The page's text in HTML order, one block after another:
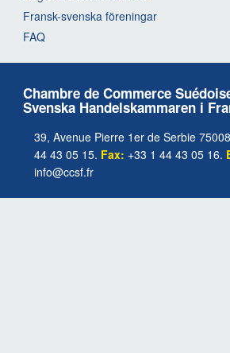
Fransk-svenska föreningar
FAQ
Chambre de Commerce
Svenska Handelskammaren i
39, Avenue Pierre 1er de Serbie
44 43 05 15. Fax: +33 1 44 43 05 16.
info@ccsf.fr